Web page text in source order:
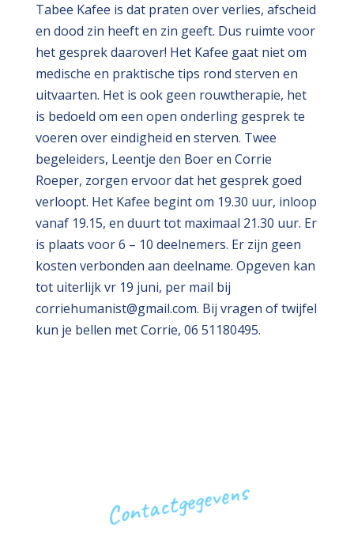
Tabee Kafee is dat praten over verlies, afscheid
en dood zin heeft en zin geeft. Dus ruimte voor
het gesprek daarover! Het Kafee gaat niet om
medische en praktische tips rond sterven en
uitvaarten. Het is ook geen rouwtherapie, het
is bedoeld om een open onderling gesprek te
voeren over eindigheid en sterven. Twee
begeleiders, Leentje den Boer en Corrie
Roeper, zorgen ervoor dat het gesprek goed
verloopt. Het Kafee begint om 19.30 uur, inloop
vanaf 19.15, en duurt tot maximaal 21.30 uur. Er
is plaats voor 6 – 10 deelnemers. Er zijn geen
kosten verbonden aan deelname. Opgeven kan
tot uiterlijk vr 19 juni, per mail bij
corriehumanist@gmail.com. Bij vragen of twijfel
kun je bellen met Corrie, 06 51180495.
Contactgegevens